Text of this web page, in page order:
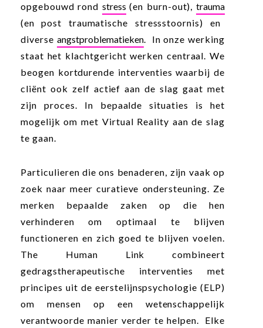
opgebouwd rond stress (en burn-out), trauma
(en post traumatische stressstoornis) en
diverse angstproblematieken. In onze werking
staat het klachtgericht werken centraal. We
beogen kortdurende interventies waarbij de
cliënt ook zelf actief aan de slag gaat met
zijn proces. In bepaalde situaties is het
mogelijk om met Virtual Reality aan de slag
te gaan.
Particulieren die ons benaderen, zijn vaak op
zoek naar meer curatieve ondersteuning. Ze
merken bepaalde zaken op die hen
verhinderen om optimaal te blijven
functioneren en zich goed te blijven voelen.
The Human Link combineert
gedragstherapeutische interventies met
principes uit de eerstelijnspsychologie (ELP)
om mensen op een wetenschappelijk
verantwoorde manier verder te helpen. Elke